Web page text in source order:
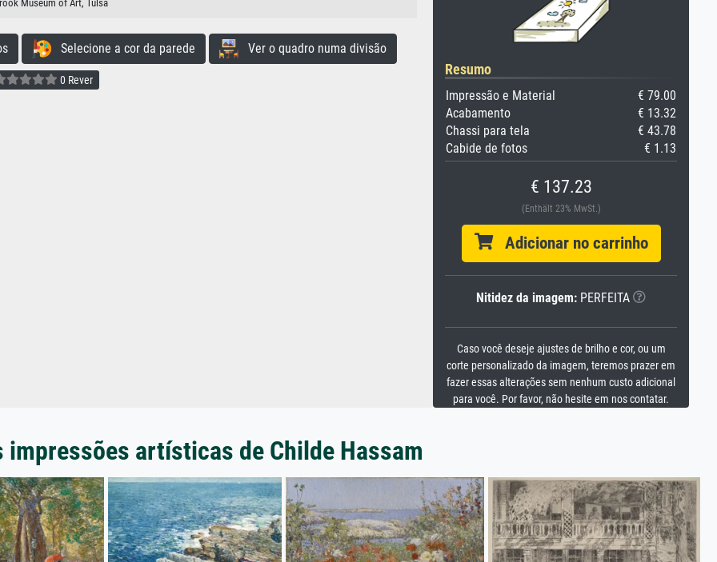
Museum of Art, Tulsa
Selecione a cor da parede Ver o quadro numa divisão
0 Rever
Resumo
Impressão e Material
€ 79.00
Acabamento
€ 13.32
Chassi para tela
€ 43.78
Cabide de fotos
€ 1.13
€ 137.23
(Enthält 23% MwSt.)
Adicionar no carrinho
Nitidez da imagem: PERFEITA
Caso você deseje ajustes de brilho e cor, ou um
corte personalizado da imagem, teremos prazer em
fazer essas alterações sem nenhum custo adicional
para você. Por favor, não hesite em nos contatar.
impressões artísticas de Childe Hassam